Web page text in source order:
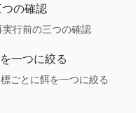
の確認
行前の三つの確認
一つに絞る
ごとに餌を一つに絞る